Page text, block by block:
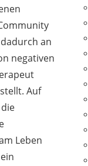
an
negativen
Auf
Leben